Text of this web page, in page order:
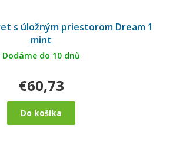
s úložným priestorom Dream 1
mint
Dodáme do 10 dnů
€60,73
Do košíka